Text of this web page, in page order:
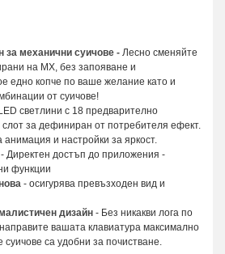
за механични суичове - Лесно сменяйте
на MX, без запояване и
едно копче по ваше желание като и
от суичове!
светлини с 18 предварително
за дефиниран от потребителя ефект.
и настройки за яркост.
- Директен достъп до приложения -
функции
- осигурява превъзходен вид и
дизайн - Без никакви лога по
вашата клавиатура максимално
суичове са удобни за почистване.